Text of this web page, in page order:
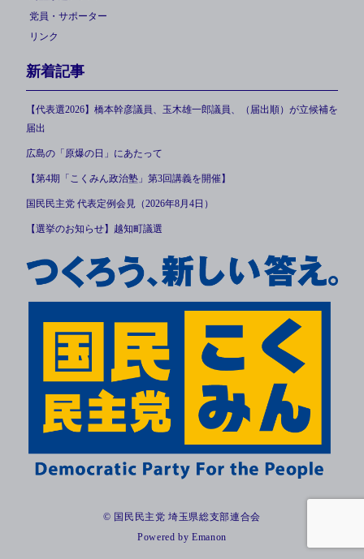
党員・サポーター
リンク
新着記事
【代表選2026】橋本幹彦議員、玉木雄一郎議員、（届出順）が立候補を
届出
広島の「原爆の日」にあたって
【第4期「こくみん政治塾」第3回講義を開催】
国民民主党 代表定例会見（2026年8月4日）
【選挙のお知らせ】越知町議選
© 国民民主党 埼玉県総支部連合会
Powered byEmanon